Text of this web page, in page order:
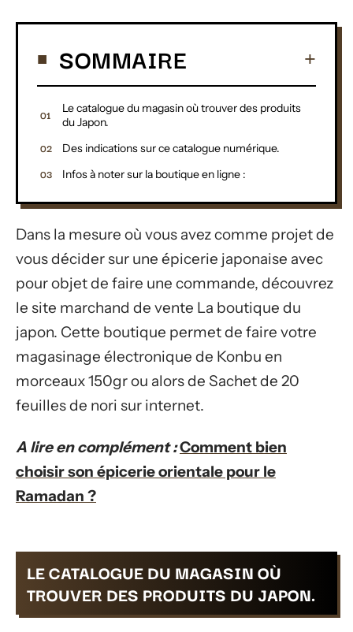
SOMMAIRE
Le catalogue du magasin où trouver des produits
du Japon.
Des indications sur ce catalogue numérique.
Infos à noter sur la boutique en ligne :
Dans la mesure où vous avez comme projet de
vous décider sur une épicerie japonaise avec
pour objet de faire une commande, découvrez
le site marchand de vente La boutique du
japon. Cette boutique permet de faire votre
magasinage électronique de Konbu en
morceaux 150gr ou alors de Sachet de 20
feuilles de nori sur internet.
A lire en complément :Comment bien
choisir son épicerie orientale pour le
Ramadan ?
LE CATALOGUE DU MAGASIN OÙ
TROUVER DES PRODUITS DU JAPON.